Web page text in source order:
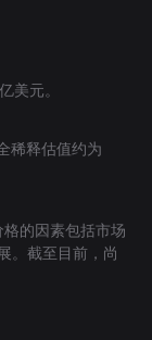
美元。
稀释估值约为
的因素包括市场
。截至目前，尚